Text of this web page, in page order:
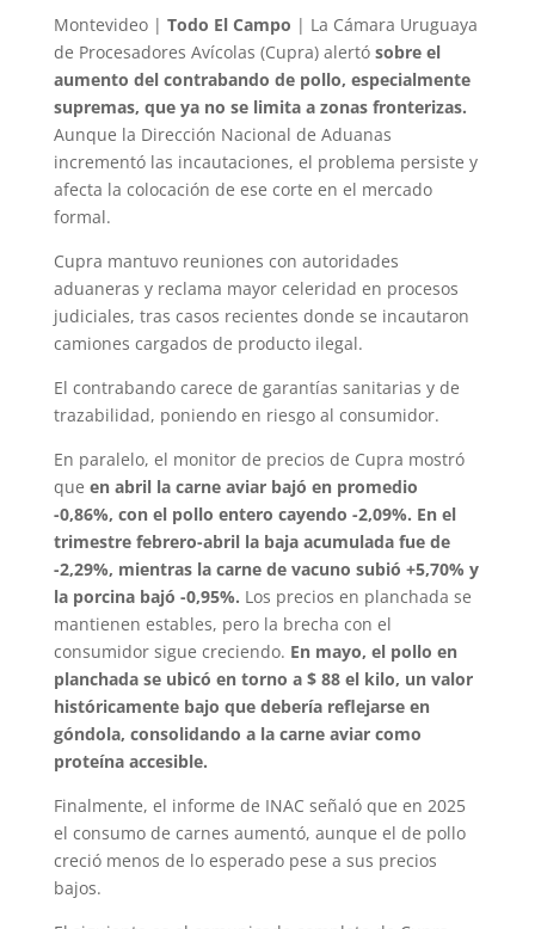
Montevideo | Todo El Campo | La Cámara Uruguaya
de Procesadores Avícolas (Cupra) alertó sobre el
aumento del contrabando de pollo, especialmente
supremas, que ya no se limita a zonas fronterizas.
Aunque la Dirección Nacional de Aduanas
incrementó las incautaciones, el problema persiste y
afecta la colocación de ese corte en el mercado
formal.
Cupra mantuvo reuniones con autoridades
aduaneras y reclama mayor celeridad en procesos
judiciales, tras casos recientes donde se incautaron
camiones cargados de producto ilegal.
El contrabando carece de garantías sanitarias y de
trazabilidad, poniendo en riesgo al consumidor.
En paralelo, el monitor de precios de Cupra mostró
que en abril la carne aviar bajó en promedio
-0,86%, con el pollo entero cayendo -2,09%. En el
trimestre febrero-abril la baja acumulada fue de
-2,29%, mientras la carne de vacuno subió +5,70% y
la porcina bajó -0,95%. Los precios en planchada se
mantienen estables, pero la brecha con el
consumidor sigue creciendo. En mayo, el pollo en
planchada se ubicó en torno a $ 88 el kilo, un valor
históricamente bajo que debería reflejarse en
góndola, consolidando a la carne aviar como
proteína accesible.
Finalmente, el informe de INAC señaló que en 2025
el consumo de carnes aumentó, aunque el de pollo
creció menos de lo esperado pese a sus precios
bajos.